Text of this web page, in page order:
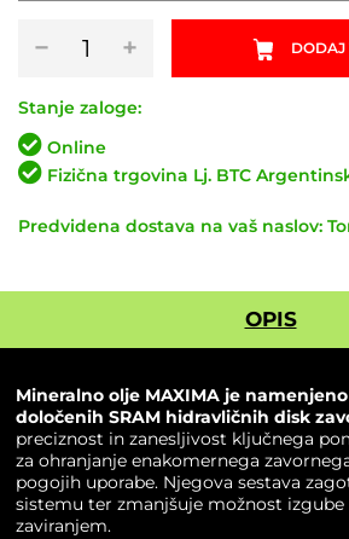
−
olje
zavore
MAXIMA
118
ml
+ DODAJ
Stanje zaloge:
Online
Fizična trgovina Lj. BTC
Predvidena dostava na vaš naslov:
OPIS
Mineralno olje MAXIMA je
določenih SRAM hidravličnih disk
preciznost in zanesljivost ključnega
za ohranjanje enakomernega
pogojih uporabe. Njegova sestava
sistemu ter zmanjšuje možnost
zaviranjem.